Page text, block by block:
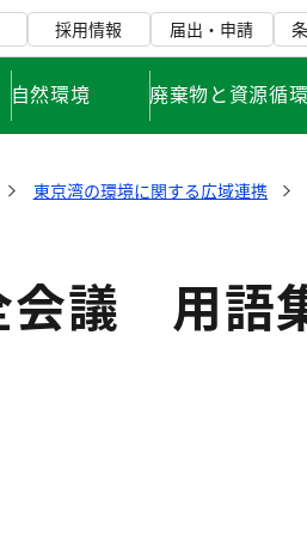
採用情報 届出・申請
自然環境 廃棄物と資源循環
東京湾の環境に関する広域連携
会議 用語